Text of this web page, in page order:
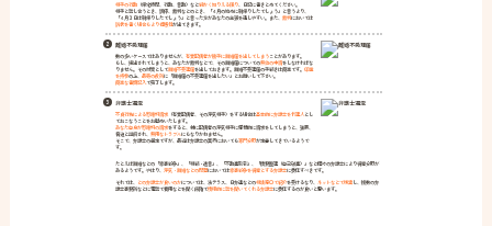
相手の行動（帰宅時間、行動、言動）など細かく知りえる限り、日記に書きとめてください。
相手と話し合うとき、調停、裁判などのとき、「４月の始めに朝帰りしたでしょう」と言うより、
「４月３日は朝帰りしたでしょう」と言った方があなたの主張を通しやすい。また、 裁判においては
訴状を書く場合もより信憑性が出てきます。
離婚不受理届
数の多いケースではありませんが、 有責配偶者が勝手に離婚届を出してしまうことがあります。
もし、提出されてしまうと、あなたが裁判などで、その離婚届についての無効の申請をしなければな
りません。その対策として離婚不受理届を出しておきます。離婚不受理届の手続きは簡単です。 印鑑
を持参の上、 最寄の役所に「離婚届の不受理届を出したい」とお願いして下さい。
簡単な書類記入で完了します。
弁護士選定
不貞行為による慰謝料請求（有責配偶者、その浮気相手）をする場合は基本的に弁護士を代理人とし
ておこなうことをお勧めいたします。
あなた自身が慰謝料の請求をすると、特に配偶者の浮気相手に感情的に請求をしてしまうと、強要、
脅迫と誤解され、 無用なトラブルにもなりかねません。
そこで、弁護士の選定ですが、最近は弁護士の業界においても専門分野が定着してきているようで
す。
たとえば離婚などの「家事紛争」、「相続・遺言」、「不動産取引」、「債務整理（自己破産）」など個々の弁護士により得意分野が
あるようです。やはり、 浮気・離婚などの問題においては家事紛争を得意とする弁護士に委任すべきです。
それでは、
どの弁護士が良いのかについては、法テラス、日弁連などの相談窓口で紹介を受けるなり、 ネットなどで検索し、複数の弁
護士事務所などに電話で費用などを聞く段階で積極的に話を聞いてくれる弁護士に委任するのが良いと思います。